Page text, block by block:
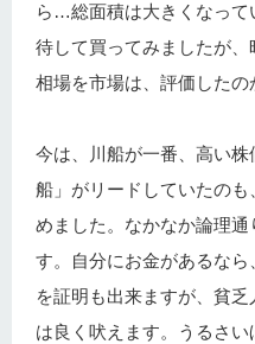
ら…総面積は大きくなって
待して買ってみましたが
相場を市場は、評価したの
今は、川船が一番、高い
船」がリードしていたの
めました。なかなか論理
す。自分にお金があるな
を証明も出来ますが、貧
は良く吠えます。うるさ